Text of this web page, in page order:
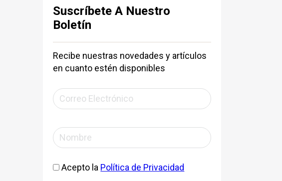
Suscríbete A Nuestro
Boletín
Recibe nuestras novedades y artículos
en cuanto estén disponibles
Acepto la Política de Privacidad